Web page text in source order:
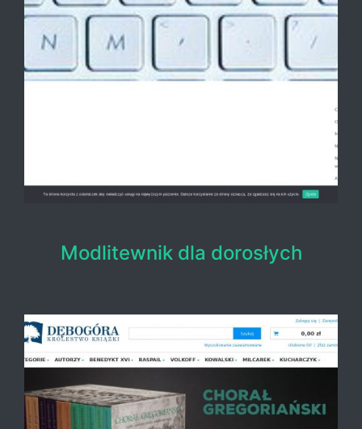
Modlitewnik dla dorosłych